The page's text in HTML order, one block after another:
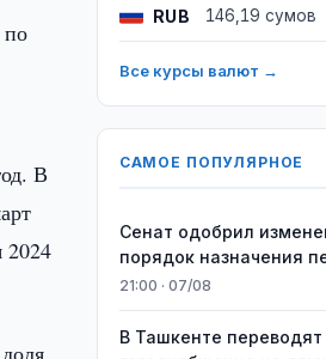
по
В
2024
RUB 146,19 сумов
Все курсы валют →
САМОЕ ПОПУЛЯРНОЕ
Сенат одобрил
порядок назначения
21:00 · 07/08
В Ташкенте переводят